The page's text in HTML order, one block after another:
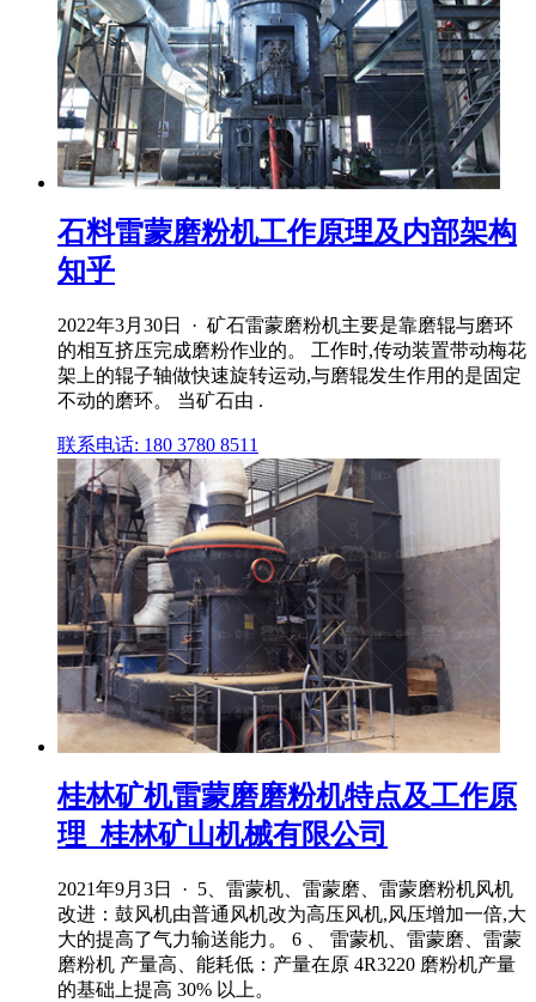
石料雷蒙磨粉机工作原理及内部架构
知乎
2022年3月30日 · 矿石雷蒙磨粉机主要是靠磨辊与磨环
的相互挤压完成磨粉作业的。 工作时,传动装置带动梅花
架上的辊子轴做快速旋转运动,与磨辊发生作用的是固定
不动的磨环。 当矿石由 .
联系电话: 180 3780 8511
桂林矿机雷蒙磨磨粉机特点及工作原
理_桂林矿山机械有限公司
2021年9月3日 · 5、雷蒙机、雷蒙磨、雷蒙磨粉机风机
改进：鼓风机由普通风机改为高压风机,风压增加一倍,大
大的提高了气力输送能力。 6 、 雷蒙机、雷蒙磨、雷蒙
磨粉机 产量高、能耗低：产量在原 4R3220 磨粉机产量
的基础上提高 30% 以上。